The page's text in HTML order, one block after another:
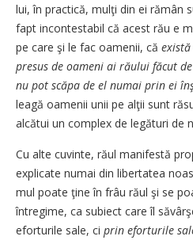
lui, în practică, mulţi din ei ră­mân
fapt incontestabil că acest rău e
pe care şi le fac oamenii, că
presus de oameni ai răului făcut
nu pot scăpa de el numai prin ei
lea­gă oamenii unii pe alţii sunt
al­că­tui un complex de legături de
Cu alte cuvinte, răul manifes­tă
explicate numai din libertatea
mul poate ţine în frâu răul şi se
în­tre­gime, ca subiect care îl
efortu­ri­­le sale, ci prin eforturile